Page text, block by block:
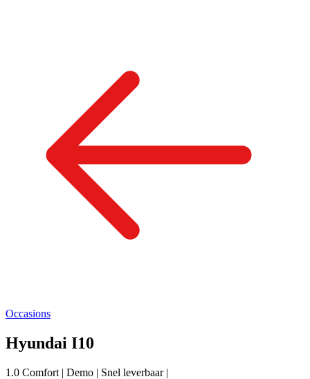
Occasions
Hyundai I10
1.0 Comfort | Demo | Snel leverbaar |